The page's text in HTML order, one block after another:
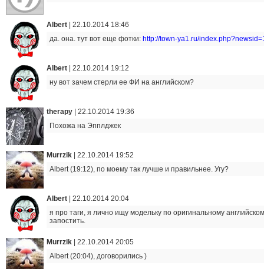
Albert
22.10.2014 18:46
да. она. тут вот еще фотки: http://town-ya1.ru/
Albert
22.10.2014 19:12
ну вот зачем стерли ее ФИ на английском?
therapy
22.10.2014 19:36
Похожа на Эпплджек
Murrzik
22.10.2014 19:52
Albert (19:12), по моему так лучше и правильнее. Угу?
Albert
22.10.2014 20:04
я про таги, я лично ищу модельку по оригинальному
запостить.
Murrzik
22.10.2014 20:05
Albert (20:04), договорились )